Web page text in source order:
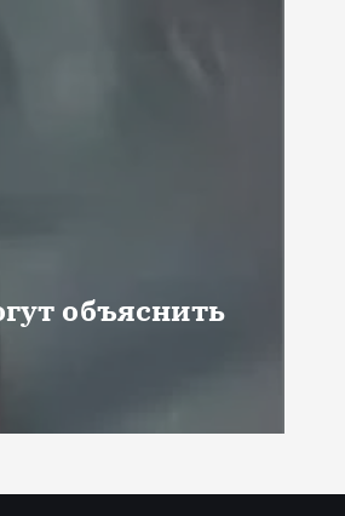
объяснить